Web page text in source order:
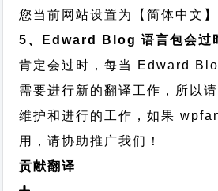
您当前网站设置为【简体中文】
5、Edward Blog 语言包会过
肯定会过时，每当 Edward
需要进行新的翻译工作，所以
维护和进行的工作，如果
用，请协助推广我们！
贡献翻译